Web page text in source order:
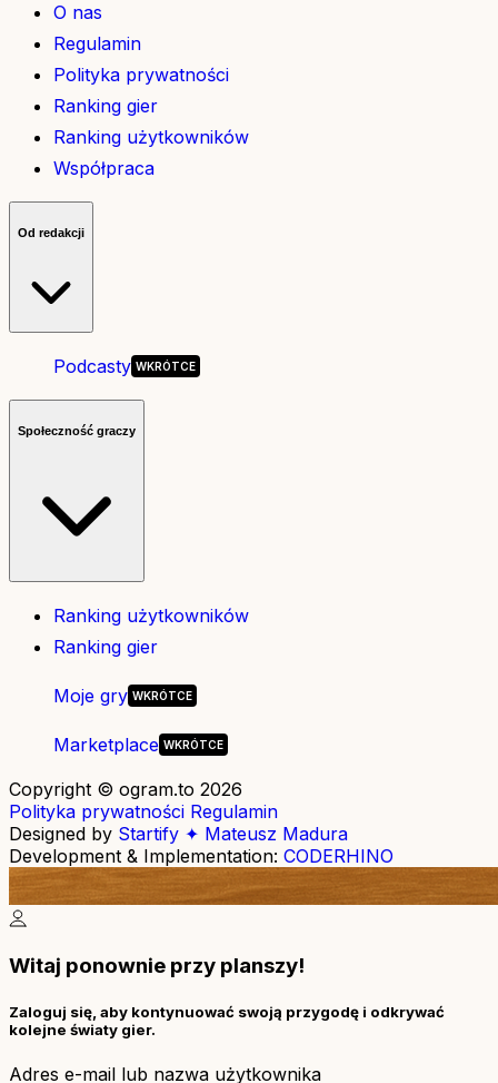
O nas
Regulamin
Polityka prywatności
Ranking gier
Ranking użytkowników
Współpraca
Od redakcji
Podcasty
Społeczność graczy
Ranking użytkowników
Ranking gier
Moje gry
Marketplace
Copyright © ogram.to 2026
Polityka prywatności Regulamin
Designed by Startify ✦ Mateusz Madura
Development & Implementation: CODERHINO
Witaj ponownie przy planszy!
Zaloguj się, aby kontynuować swoją przygodę i odkrywać
kolejne światy gier.
Adres e-mail lub nazwa użytkownika